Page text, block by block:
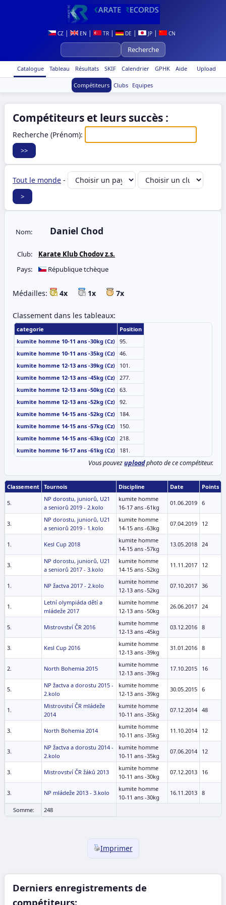
CZ| EN | TR| DE | JP| CN
Upload
Catalogue Tableau Résultats SKIF Calendrier GPHK Aide
Compétiteurs Clubs Equipes
Compétiteurs et leurs succès :
Recherche (Prénom):
Tout le monde -
Nom: Daniel Chod
Club:
Karate Klub Chodov z.s.
Pays:
République tchèque
Médailles: 4x 1x 7x
Classement dans les tableaux:
categorie
Position
kumite homme 10-11 ans -30kg (Cz) 95.
kumite homme 10-11 ans -35kg (Cz) 46.
kumite homme 12-13 ans -39kg (Cz)
101.
kumite homme 12-13 ans -45kg (Cz) 277.
kumite homme 12-13 ans -50kg (Cz) 63.
kumite homme 12-13 ans -52kg (Cz) 92.
kumite homme 14-15 ans -52kg (Cz)
184.
kumite homme 14-15 ans -57kg (Cz)
150.
kumite homme 14-15 ans -63kg (Cz) 218.
kumite homme 16-17 ans -61kg (Cz)
181.
Vous pouvezuploadphoto de ce compétiteur.
Classement Tournois Discipline Date Points
5.
NP dorostu, juniorů, U21
a seniorů 2019 - 2.kolo
kumite homme
16-17 ans -61kg
01.06.2019 6
3.
NP dorostu, juniorů, U21
a seniorů 2019 - 1.kolo
kumite homme
14-15 ans -63kg
07.04.2019 12
1. Kesl Cup 2018
kumite homme
14-15 ans -57kg
13.05.2018 24
3.
NP dorostu, juniorů, U21
a seniorů 2017 - 3.kolo
kumite homme
14-15 ans -52kg
11.11.2017 12
1. NP žactva 2017 - 2.kolo
kumite homme
12-13 ans -52kg
07.10.2017 36
1.
Letní olympiáda dětí a
mládeže 2017
kumite homme
12-13 ans -50kg
26.06.2017 24
5. Mistrovství ČR 2016
kumite homme
12-13 ans -45kg
03.12.2016 8
3. Kesl Cup 2016
kumite homme
12-13 ans -39kg
31.01.2016 8
2. North Bohemia 2015
kumite homme
12-13 ans -39kg
17.10.2015 16
5.
NP žactva a dorostu 2015 -
2.kolo
kumite homme
12-13 ans -39kg
30.05.2015 6
1.
Mistrovství ČR mládeže
2014
kumite homme
10-11 ans -35kg
07.12.2014 48
3. North Bohemia 2014
kumite homme
10-11 ans -35kg
11.10.2014 12
3.
NP žactva a dorostu 2014 -
2.kolo
kumite homme
10-11 ans -35kg
07.06.2014 12
3. Mistrovství ČR žáků 2013
kumite homme
10-11 ans -30kg
07.12.2013 16
3. NP mládeže 2013 - 3.kolo
kumite homme
10-11 ans -30kg
16.11.2013 8
Somme: 248
Imprimer
Derniers enregistrements de
compétiteurs: